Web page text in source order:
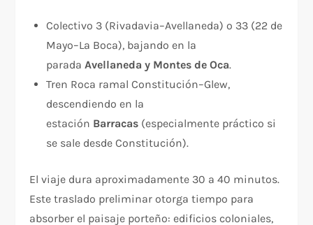
Colectivo 3 (Rivadavia–Avellaneda) o 33 (22 de
Mayo–La Boca), bajando en la
paradaAvellaneda y Montes de Oca.
Tren Roca ramal Constitución–Glew,
descendiendo en la
estación Barracas (especialmente práctico si
se sale desde Constitución).
El viaje dura aproximadamente 30 a 40 minutos.
Este traslado preliminar otorga tiempo para
absorber el paisaje porteño: edificios coloniales,